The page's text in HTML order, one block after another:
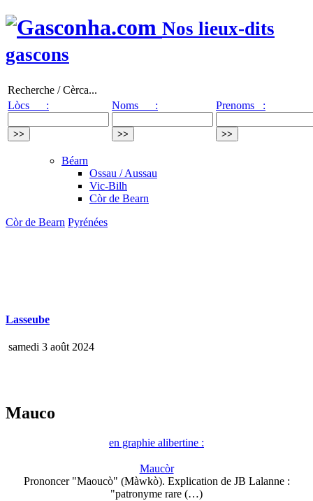
Nos lieux-dits
gascons
Recherche / Cèrca...
Lòcs :
Noms : Prenoms :
Béarn
Ossau / Aussau
Vic-Bilh
Còr de Bearn
Còr de Bearn Pyrénées
Lasseube
samedi 3 août 2024
Mauco
en graphie alibertine :
Maucòr
Prononcer "Maoucò" (Màwkò). Explication de JB Lalanne :
"patronyme rare (…)